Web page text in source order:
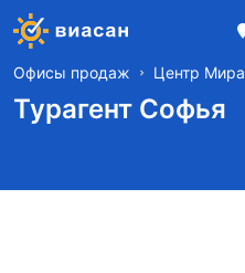
Офисы продаж Центр Мира
Турагент Софья